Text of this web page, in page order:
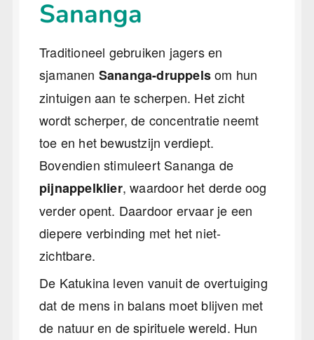
Sananga
Traditioneel gebruiken jagers en
sjamanen Sananga-druppelsom hun
zintuigen aan te scherpen. Het zicht
wordt scherper, de concentratie neemt
toe en het bewustzijn verdiept.
Bovendien stimuleert Sananga de
pijnappelklier, waardoor het derde oog
verder opent. Daardoor ervaar je een
diepere verbinding met het niet-
zichtbare.
De Katukina leven vanuit de overtuiging
dat de mens in balans moet blijven met
de natuur en de spirituele wereld. Hun